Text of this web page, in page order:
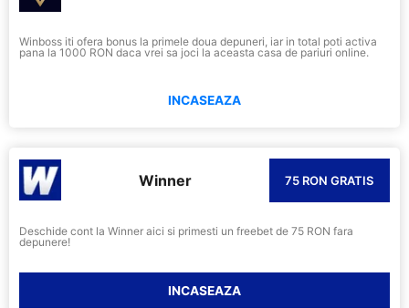
Winboss iti ofera bonus la primele doua depuneri, iar in total poti activa
pana la 1000 RON daca vrei sa joci la aceasta casa de pariuri online.
INCASEAZA
Winner 75 RON GRATIS
Deschide cont la Winner aici si primesti un freebet de 75 RON fara
depunere!
INCASEAZA